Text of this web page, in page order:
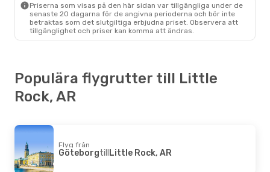
Priserna som visas på den här sidan var tillgängliga under de
senaste 20 dagarna för de angivna perioderna och bör inte
betraktas som det slutgiltiga erbjudna priset. Observera att
tillgänglighet och priser kan komma att ändras.
Populära flygrutter till Little
Rock, AR
Flyg från
GöteborgtillLittle Rock, AR